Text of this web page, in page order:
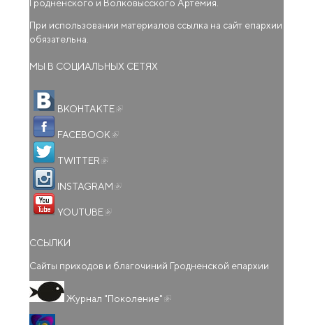
Гродненского и Волковысского Артемия.
При использовании материалов ссылка на сайт епархии
обязательна.
МЫ В СОЦИАЛЬНЫХ СЕТЯХ
ВКОНТАКТЕ
FACEBOOK
TWITTER
INSTAGRAM
YOUTUBE
ССЫЛКИ
Сайты приходов и благочиний Гродненской епархии
Журнал "Поколение"